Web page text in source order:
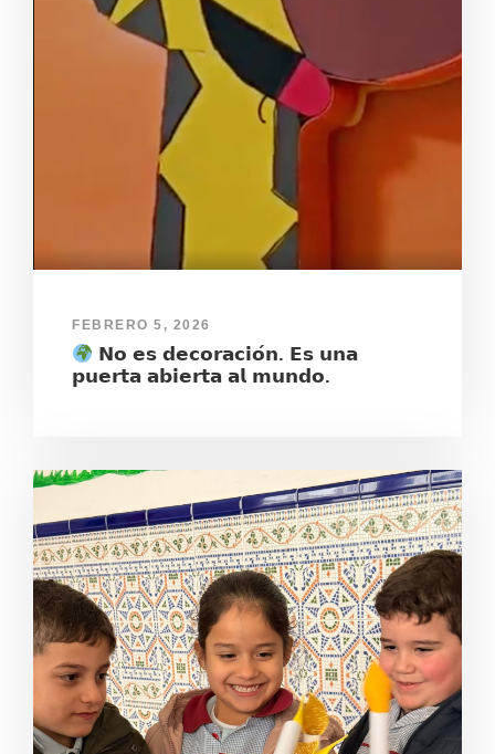
FEBRERO 5, 2026
𝗡𝗼 𝗲𝘀 𝗱𝗲𝗰𝗼𝗿𝗮𝗰𝗶𝗼́𝗻. 𝗘𝘀 𝘂𝗻𝗮
𝗽𝘂𝗲𝗿𝘁𝗮 𝗮𝗯𝗶𝗲𝗿𝘁𝗮 𝗮𝗹 𝗺𝘂𝗻𝗱𝗼.